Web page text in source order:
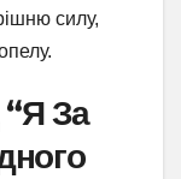
силу,
“Я За